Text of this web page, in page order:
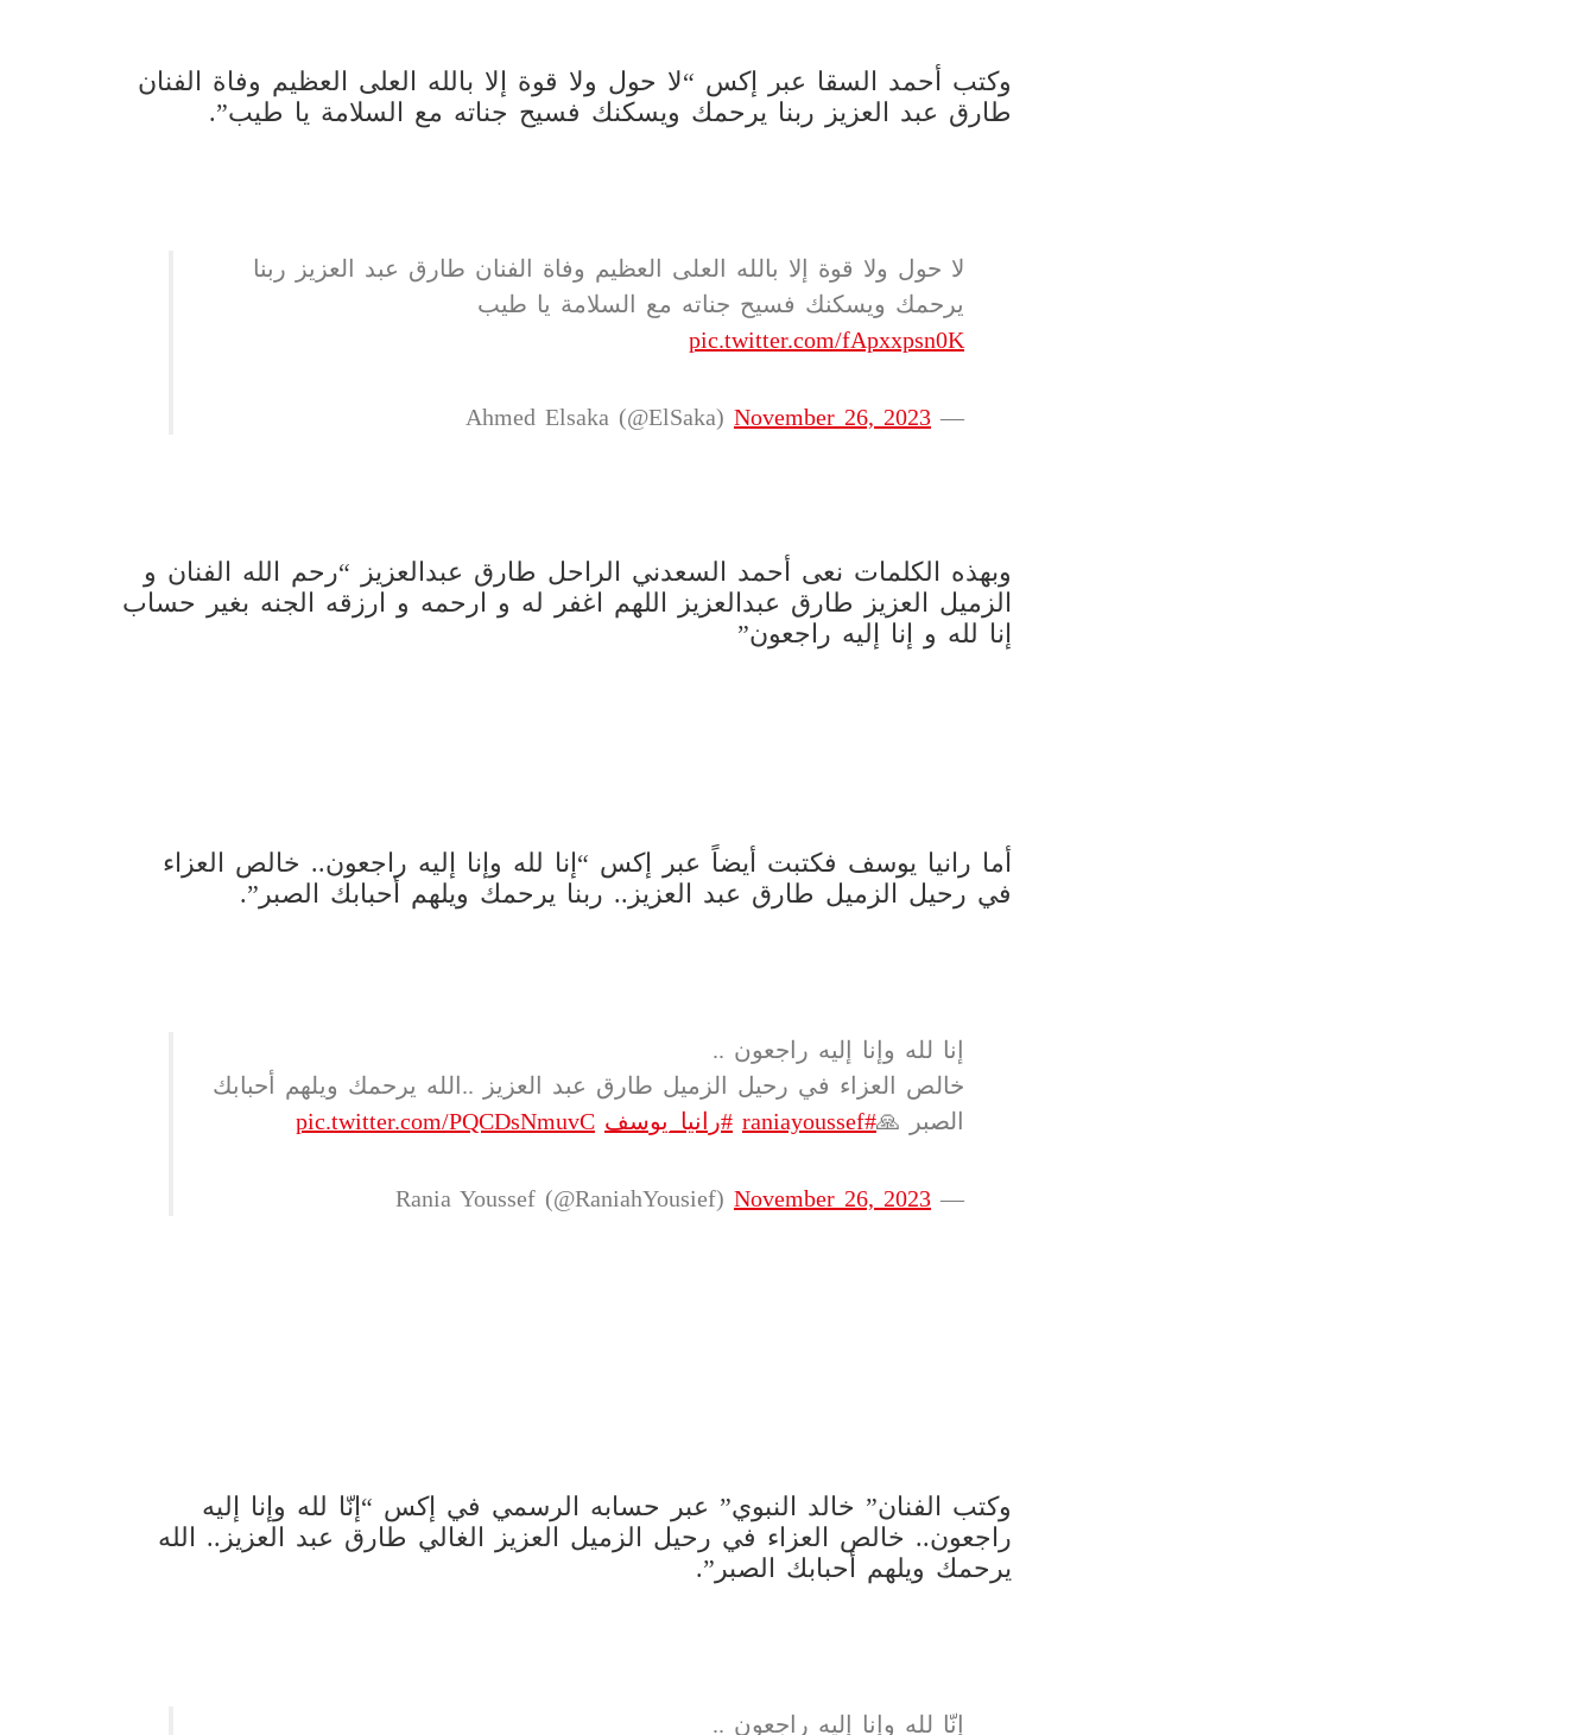
وكتب أحمد السقا عبر إكس “لا حول ولا قوة إلا بالله العلى العظيم وفاة الفنان
طارق عبد العزيز ربنا يرحمك ويسكنك فسيح جناته مع السلامة يا طيب”.
لا حول ولا قوة إلا بالله العلى العظيم وفاة الفنان طارق عبد العزيز ربنا
يرحمك ويسكنك فسيح جناته مع السلامة يا طيب
pic.twitter.com/fApxxpsn0K
— Ahmed Elsaka (@ElSaka)
November 26, 2023
وبهذه الكلمات نعى أحمد السعدني الراحل طارق عبدالعزيز “رحم الله الفنان و
الزميل العزيز طارق عبدالعزيز اللهم اغفر له و ارحمه و ارزقه الجنه بغير حساب
إنا لله و إنا إليه راجعون”
أما رانيا يوسف فكتبت أيضاً عبر إكس “‏إنا لله وإنا إليه راجعون.. خالص العزاء
في رحيل الزميل طارق عبد العزيز.. ربنا يرحمك ويلهم أحبابك الصبر”.
إنا لله وإنا إليه راجعون ..
خالص العزاء في رحيل الزميل طارق عبد العزيز ..الله يرحمك ويلهم أحبابك
الصبر 🙏#raniayoussef #رانيا_يوسف pic.twitter.com/PQCDsNmuvC
— Rania Youssef (@RaniahYousief)
November 26, 2023
وكتب الفنان” خالد النبوي” عبر حسابه الرسمي في إكس “‏إنّا لله وإنا إليه
راجعون.. خالص العزاء في رحيل الزميل العزيز الغالي طارق عبد العزيز.. الله
يرحمك ويلهم أحبابك الصبر”.
إنّا لله وإنا إليه راجعون ..